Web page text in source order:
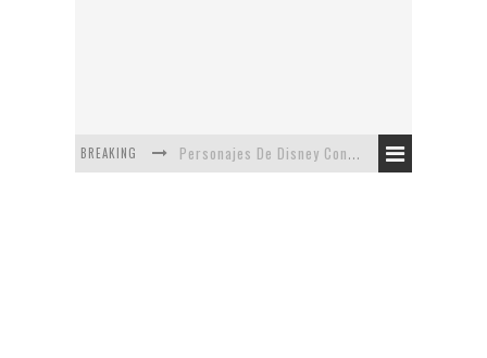
BREAKING Personajes De Disney Con Vestuarios Contemporáneos